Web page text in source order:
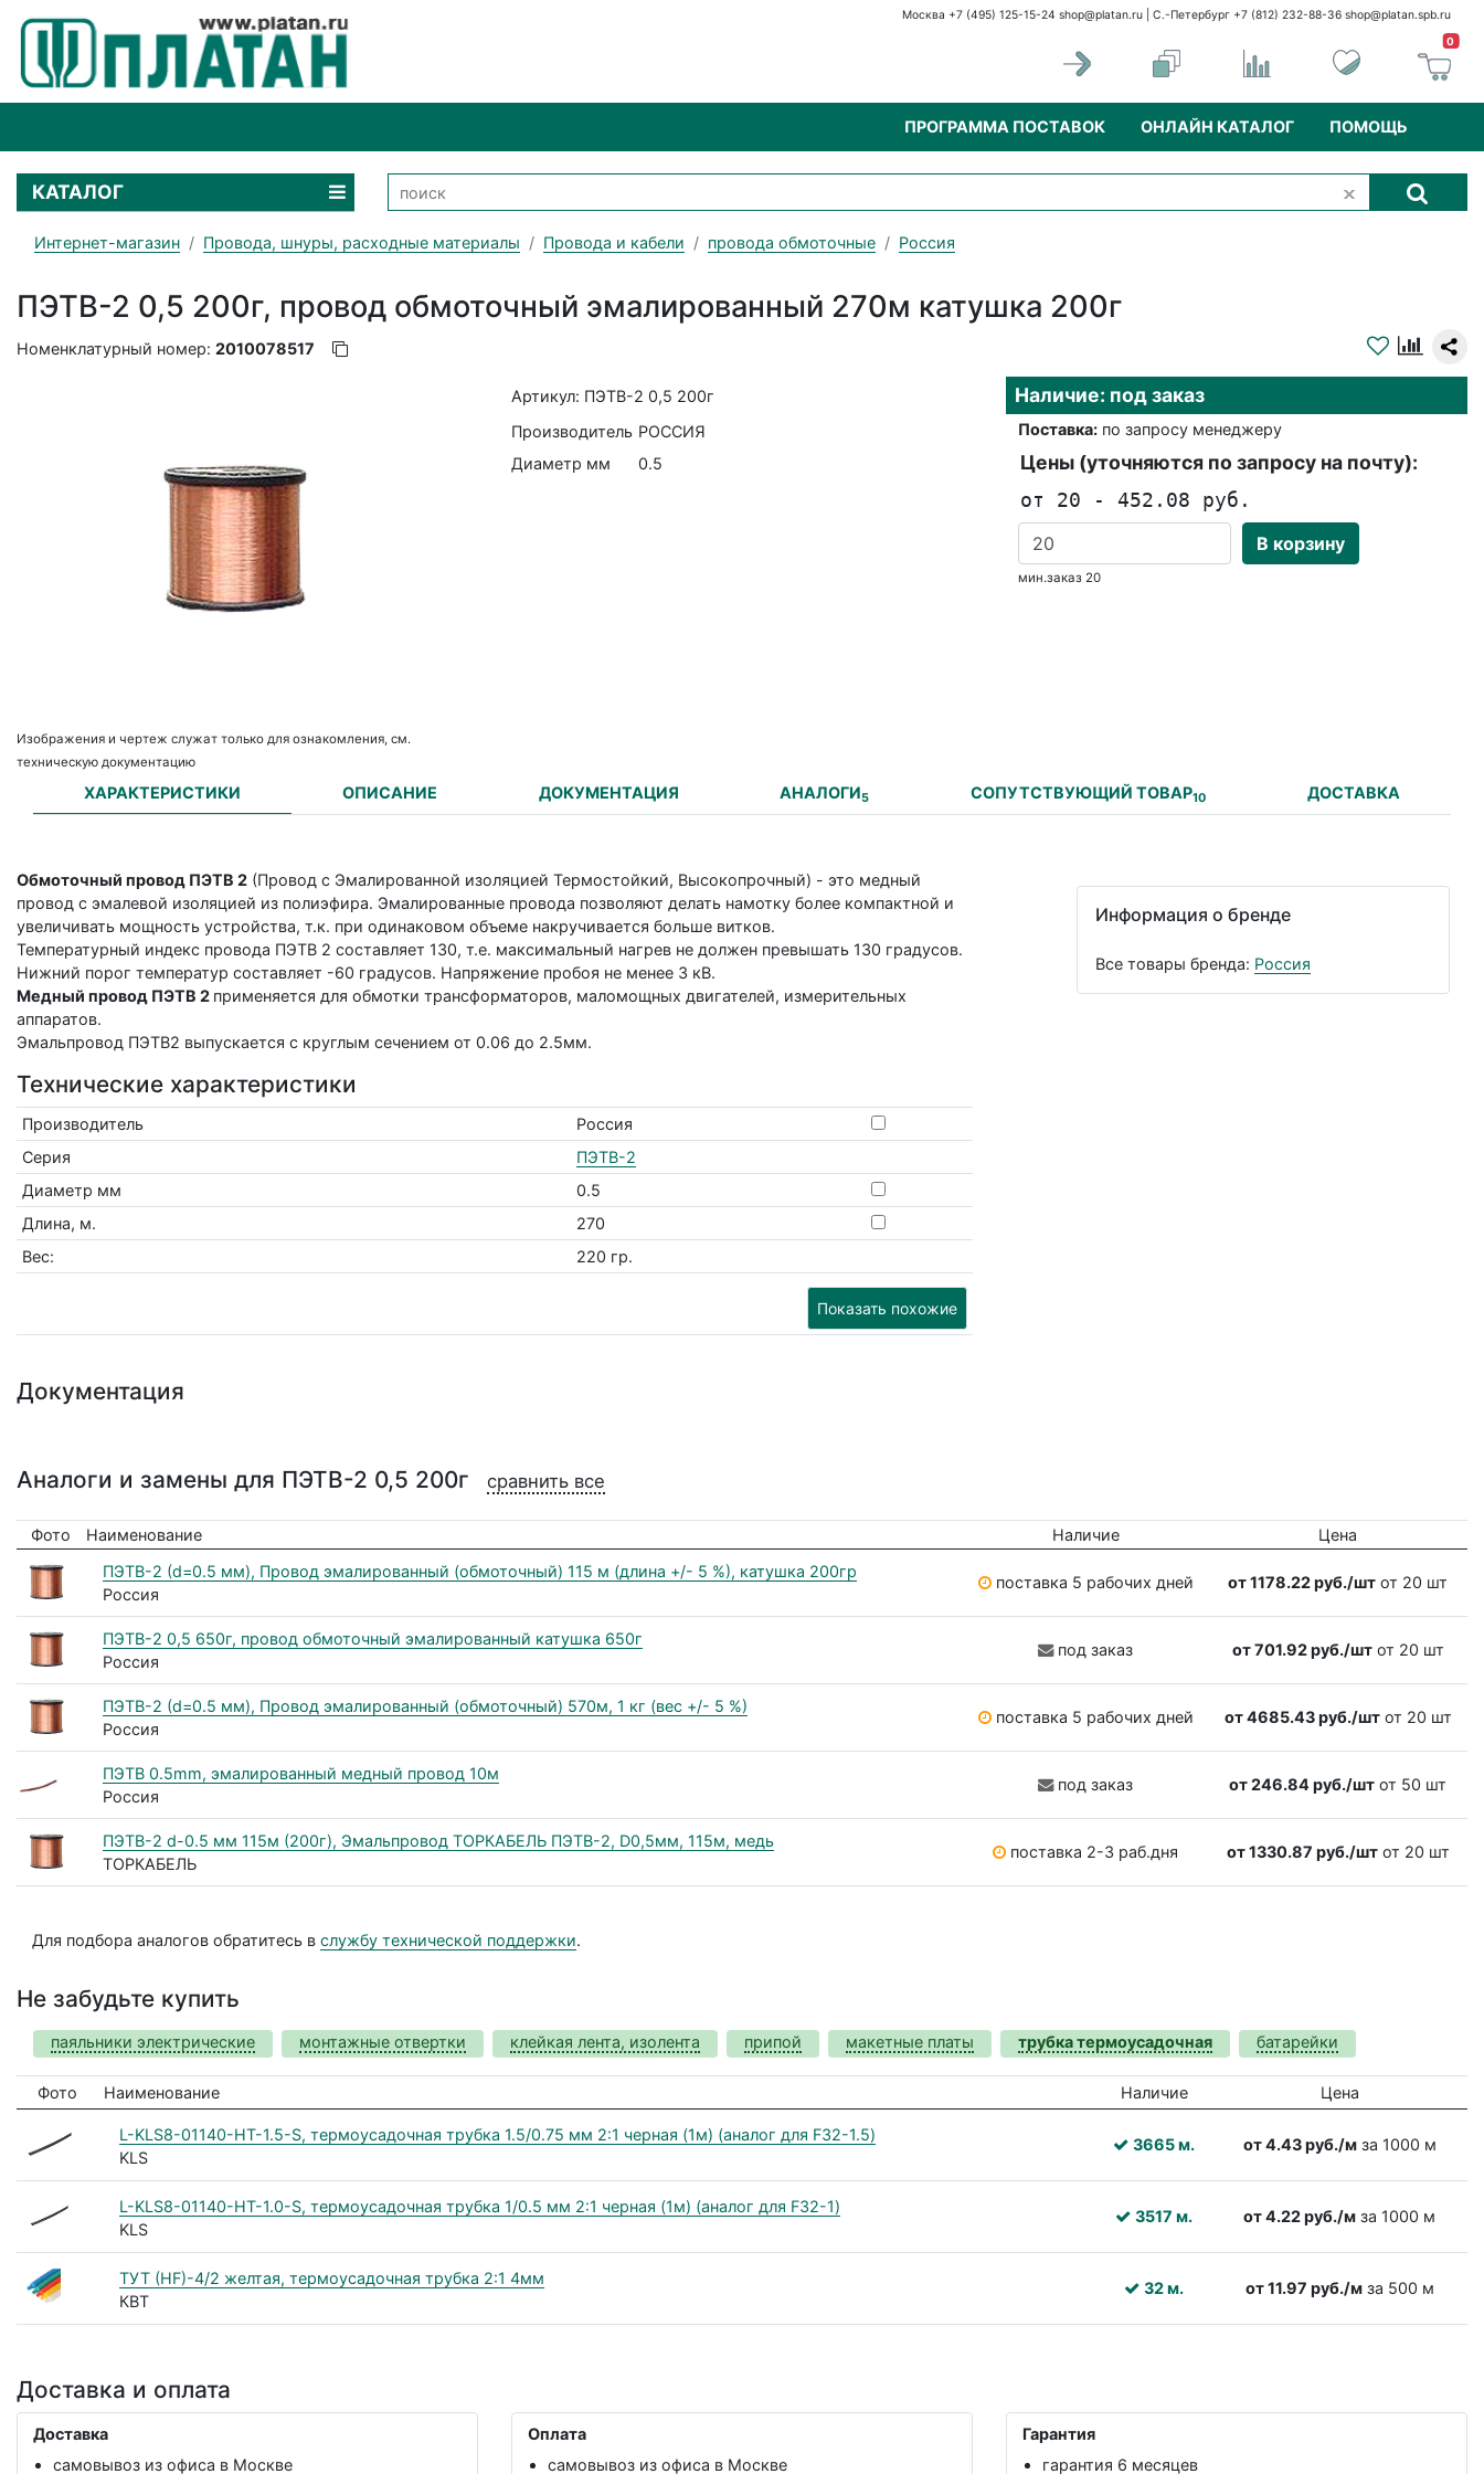
Москва +7 (495) 125-15-24 shop@platan.ru | С.-Петербург +7 (812) 232-88-36 shop@platan.spb.ru
0
ПРОГРАММА ПОСТАВОК ОНЛАЙН КАТАЛОГ ПОМОЩЬ
КАТАЛОГ
Интернет-магазин Провода, шнуры, расходные материалы Провода и кабели провода обмоточные Россия
ПЭТВ-2 0,5 200г, провод обмоточный эмалированный 270м катушка 200г
Номенклатурный номер: 2010078517
Изображения и чертеж служат только для ознакомления, см.
техническую документацию
Артикул: ПЭТВ-2 0,5 200г
Производитель РОССИЯ
Диаметр мм
0.5
Наличие: под заказ
Поставка:по запросу менеджеру
Цены (уточняются по запросу на почту):
от 20 - 452.08 руб.
В корзину
мин.заказ 20
ХАРАКТЕРИСТИКИ ОПИСАНИЕ ДОКУМЕНТАЦИЯ АНАЛОГИ5 СОПУТСТВУЮЩИЙ ТОВАР10 ДОСТАВКА
Обмоточный провод ПЭТВ 2 (Провод с Эмалированной изоляцией Термостойкий, Высокопрочный) - это медный
провод с эмалевой изоляцией из полиэфира. Эмалированные провода позволяют делать намотку более компактной и
увеличивать мощность устройства, т.к. при одинаковом объеме накручивается больше витков.
Температурный индекс провода ПЭТВ 2 составляет 130, т.е. максимальный нагрев не должен превышать 130 градусов.
Нижний порог температур составляет -60 градусов. Напряжение пробоя не менее 3 кВ.
Медный провод ПЭТВ 2 применяется для обмотки трансформаторов, маломощных двигателей, измерительных
аппаратов.
Эмальпровод ПЭТВ2 выпускается c круглым сечением от 0.06 до 2.5мм.
Технические характеристики
Производитель
Россия
Серия
ПЭТВ-2
Диаметр мм
0.5
Длина, м.
270
Вес:
220 гр.
Показать похожие
Информация о бренде
Все товары бренда: Россия
Документация
Аналоги и замены для ПЭТВ-2 0,5 200г сравнить все
Фото Наименование Наличие
Цена
ПЭТВ-2 (d=0.5 мм), Провод эмалированный (обмоточный) 115 м (длина +/- 5 %), катушка 200гр
Россия
поставка 5 рабочих дней от 1178.22 руб./шт от 20 шт
ПЭТВ-2 0,5 650г, провод обмоточный эмалированный катушка 650г
Россия
под заказ от 701.92 руб./штот 20 шт
ПЭТВ-2 (d=0.5 мм), Провод эмалированный (обмоточный) 570м, 1 кг (вес +/- 5 %)
Россия
поставка 5 рабочих дней от 4685.43 руб./штот 20 шт
ПЭТВ 0.5mm, эмалированный медный провод 10м
Россия
под заказ от 246.84 руб./шт от 50 шт
ПЭТВ-2 d-0.5 мм 115м (200г), Эмальпровод ТОРКАБЕЛЬ ПЭТВ-2, D0,5мм, 115м, медь
ТОРКАБЕЛЬ
поставка 2-3 раб.дня от 1330.87 руб./штот 20 шт
Для подбора аналогов обратитесь вслужбу технической поддержки.
Не забудьте купить
паяльники электрические монтажные отвертки клейкая лента, изолента припой макетные платы трубка термоусадочная батарейки
Фото Наименование Наличие Цена
L-KLS8-01140-HT-1.5-S, термоусадочная трубка 1.5/0.75 мм 2:1 черная (1м) (аналог для F32-1.5)
KLS
3665 м. от 4.43 руб./мза 1000 м
L-KLS8-01140-HT-1.0-S, термоусадочная трубка 1/0.5 мм 2:1 черная (1м) (аналог для F32-1)
KLS
3517 м. от 4.22 руб./м за 1000 м
ТУТ (HF)-4/2 желтая, термоусадочная трубка 2:1 4мм
КВТ
32 м. от 11.97 руб./мза 500 м
Доставка и оплата
Доставка
самовывоз из офиса в Москве
Оплата
самовывоз из офиса в Москве
Гарантия
гарантия 6 месяцев